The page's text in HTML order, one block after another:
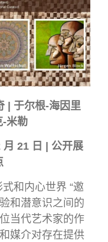
| 于尔根-海因里
-米勒
月 21 日 | 公开展
和内心世界 “邀
和潜意识之间的
当代艺术家的作
媒介对存在提供